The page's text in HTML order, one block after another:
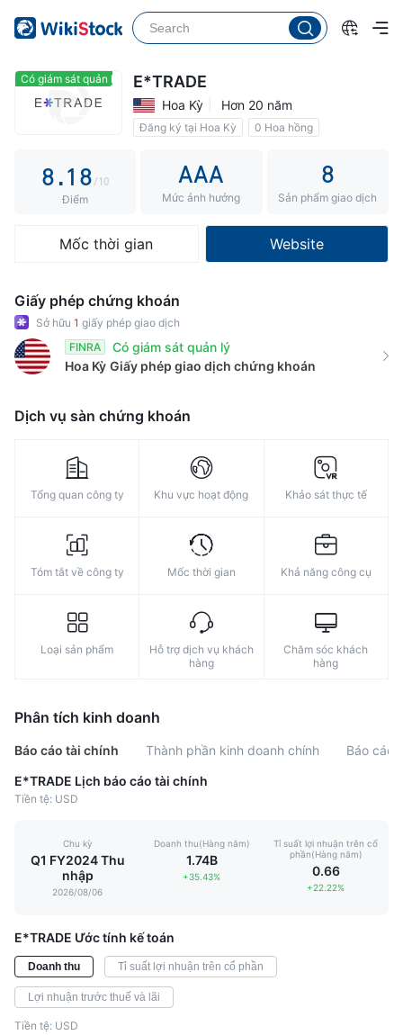
Có giám sát quản lý Có giám sát quản lý
E*TRADE
Hoa Kỳ Hơn 20 năm
Đăng ký tại Hoa Kỳ 0 Hoa hồng
3
5
6
8.1
2
3
5
6
7
9
3
5
6
8
9
/10
Điểm
AAA
Mức ảnh hưởng
8
Sản phẩm giao dịch
Mốc thời gian Website
Giấy phép chứng khoán
Sở hữu 1 giấy phép giao dịch
FINRA
Có giám sát quản lý
Hoa Kỳ Giấy phép giao dịch chứng khoán
Dịch vụ sàn chứng khoán
Tổng quan công ty Khu vực hoạt động Khảo sát thực tế
Tóm tắt về công ty Mốc thời gian Khả năng công cụ
Loại sản phẩm
Hỗ trợ dịch vụ khách
hàng
Chăm sóc khách
hàng
Phân tích kinh doanh
Báo cáo tài chính Thành phần kinh doanh chính
Báo cáo
E*TRADE Lịch báo cáo tài chính
Tiền tệ: USD
Chu kỳ
Q1 FY2024 Thu
nhập
2026/08/06
Doanh thu(Hàng năm)
1.74B
+35.43%
Tỉ suất lợi nhuận trên cổ
phần(Hàng năm)
0.66
+22.22%
E*TRADE Ước tính kế toán
Doanh thu Tỉ suất lợi nhuận trên cổ phần
Lợi nhuận trước thuế và lãi
Tiền tệ: USD